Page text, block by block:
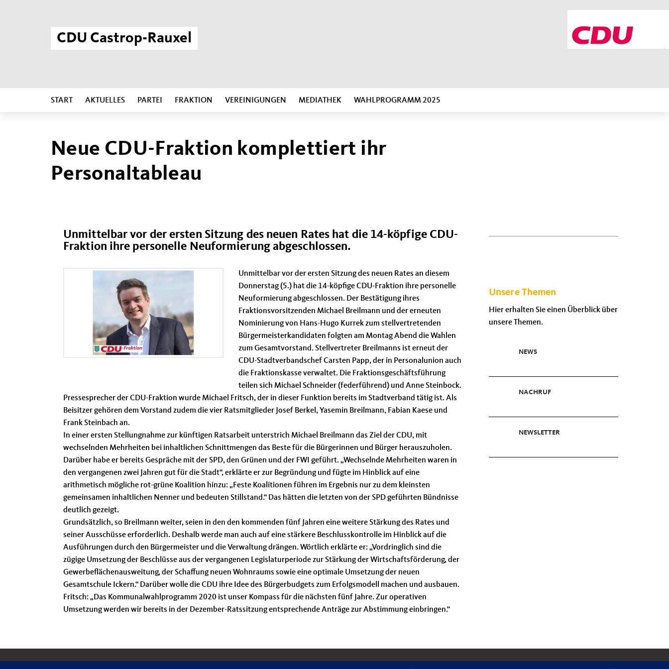
CDU Castrop-Rauxel
START AKTUELLES PARTEI FRAKTION VEREINIGUNGEN MEDIATHEK WAHLPROGRAMM 2025
Neue CDU-Fraktion komplettiert ihr
Personaltableau
Unmittelbar vor der ersten Sitzung des neuen Rates hat die 14-köpfige CDU-
Fraktion ihre personelle Neuformierung abgeschlossen.
Unmittelbar vor der ersten Sitzung des neuen Rates an diesem
Donnerstag (5.) hat die 14-köpfige CDU-Fraktion ihre personelle
Neuformierung abgeschlossen. Der Bestätigung ihres
Fraktionsvorsitzenden Michael Breilmann und der erneuten
Nominierung von Hans-Hugo Kurrek zum stellvertretenden
Bürgermeisterkandidaten folgten am Montag Abend die Wahlen
zum Gesamtvorstand. Stellvertreter Breilmanns ist erneut der
CDU-Stadtverbandschef Carsten Papp, der in Personalunion auch
die Fraktionskasse verwaltet. Die Fraktionsgeschäftsführung
teilen sich Michael Schneider (federführend) und Anne Steinbock.
Pressesprecher der CDU-Fraktion wurde Michael Fritsch, der in dieser Funktion bereits im Stadtverband tätig ist. Als
Beisitzer gehören dem Vorstand zudem die vier Ratsmitglieder Josef Berkel, Yasemin Breilmann, Fabian Kaese und
Frank Steinbach an.
In einer ersten Stellungnahme zur künftigen Ratsarbeit unterstrich Michael Breilmann das Ziel der CDU, mit
wechselnden Mehrheiten bei inhaltlichen Schnittmengen das Beste für die Bürgerinnen und Bürger herauszuholen.
Darüber habe er bereits Gespräche mit der SPD, den Grünen und der FWI geführt. „Wechselnde Mehrheiten waren in
den vergangenen zwei Jahren gut für die Stadt“, erklärte er zur Begründung und fügte im Hinblick auf eine
arithmetisch mögliche rot-grüne Koalition hinzu: „Feste Koalitionen führen im Ergebnis nur zu dem kleinsten
gemeinsamen inhaltlichen Nenner und bedeuten Stillstand.“ Das hätten die letzten von der SPD geführten Bündnisse
deutlich gezeigt.
Grundsätzlich, so Breilmann weiter, seien in den den kommenden fünf Jahren eine weitere Stärkung des Rates und
seiner Ausschüsse erforderlich. Deshalb werde man auch auf eine stärkere Beschlusskontrolle im Hinblick auf die
Ausführungen durch den Bürgermeister und die Verwaltung drängen. Wörtlich erklärte er: „Vordringlich sind die
zügige Umsetzung der Beschlüsse aus der vergangenen Legislaturperiode zur Stärkung der Wirtschaftsförderung, der
Gewerbeflächenausweitung, der Schaffung neuen Wohnraums sowie eine optimale Umsetzung der neuen
Gesamtschule Ickern.“ Darüber wolle die CDU ihre Idee des Bürgerbudgets zum Erfolgsmodell machen und ausbauen.
Fritsch: „Das Kommunalwahlprogramm 2020 ist unser Kompass für die nächsten fünf Jahre. Zur operativen
Umsetzung werden wir bereits in der Dezember-Ratssitzung entsprechende Anträge zur Abstimmung einbringen.“
Unsere Themen
Hier erhalten Sie einen Überblick über
unsere Themen.
NEWS
NACHRUF
NEWSLETTER